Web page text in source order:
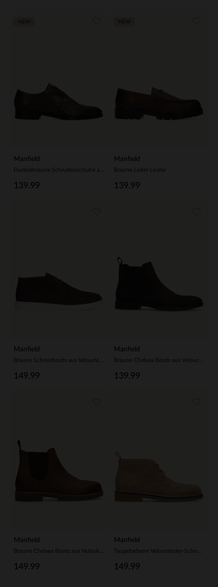
Manfield
139.99
Manfield
Braune Leder-Loafer
139.99
Manfield
149.99
Manfield
Braune Chelsea Boots aus Veloursleder
139.99
Manfield
149.99
Manfield
149.99